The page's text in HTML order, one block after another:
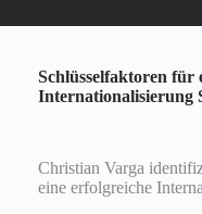
Schlüsselfaktoren für
Internationalisierung
Christian Varga
eine erfolgreiche